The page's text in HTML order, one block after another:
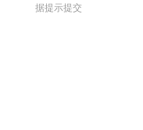
据提示提交